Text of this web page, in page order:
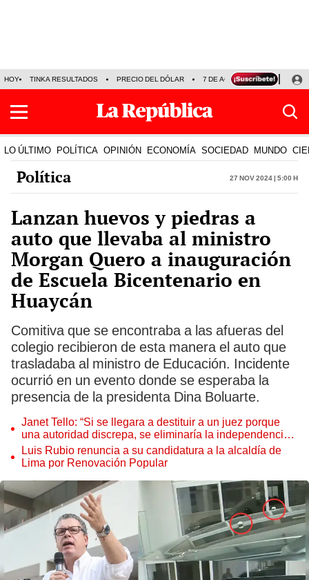
HOY TINKA RESULTADOS PRECIO DEL DÓLAR 7 DE AGOSTO OLLANTA
LO ÚLTIMO POLÍTICA OPINIÓN ECONOMÍA SOCIEDAD MUNDO
Política 27 Nov 2024 | 5:00 h
Lanzan huevos y piedras a
auto que llevaba al ministro
Morgan Quero a inauguración
de Escuela Bicentenario en
Huaycán
Comitiva que se encontraba a las afueras del
colegio recibieron de esta manera el auto que
trasladaba al ministro de Educación. Incidente
ocurrió en un evento donde se esperaba la
presencia de la presidenta Dina Boluarte.
Janet Tello: “Si se llegara a destituir a un juez porque
una autoridad discrepa, se eliminaría la independencia
judicial”
Luis Rubio renuncia a su candidatura a la alcaldía de
Lima por Renovación Popular